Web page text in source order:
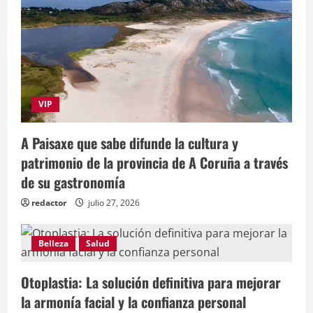
VIP
A Paisaxe que sabe difunde la cultura y
patrimonio de la provincia de A Coruña a través
de su gastronomía
redactor julio 27, 2026
Belleza Salud
Otoplastia: La solución definitiva para mejorar
la armonía facial y la confianza personal